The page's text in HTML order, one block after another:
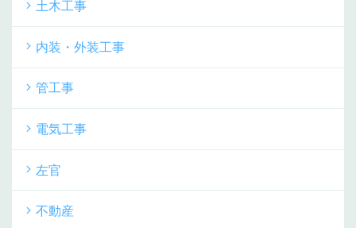
土木工事
内装・外装工事
管工事
電気工事
左官
不動産